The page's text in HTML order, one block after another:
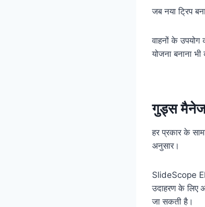
जब नया ट्रिप
वाहनों के उपयोग
योजना बनाना
गुड्स
हर प्रकार के
अनुसार।
SlideScope
उदाहरण के लिए
जा सकती है।